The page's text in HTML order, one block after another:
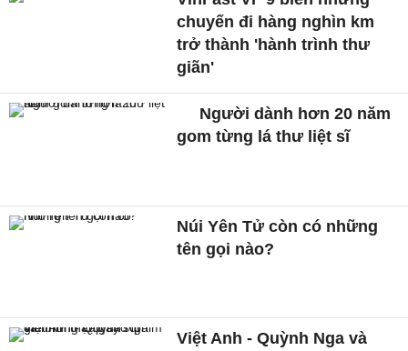
chuyến đi hàng nghìn km
trở thành 'hành trình thư
giãn'
Người dành hơn 20 năm
gom từng lá thư liệt sĩ
Núi Yên Tử còn có những
tên gọi nào?
Việt Anh - Quỳnh Nga và